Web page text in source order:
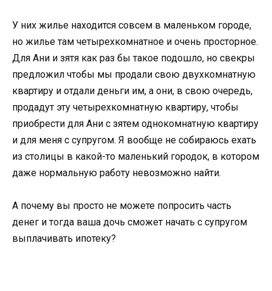
У них жилье находится совсем в маленьком городе,
но жилье там четырехкомнатное и очень просторное.
Для Ани и зятя как раз бы такое подошло, но свекры
предложил чтобы мы продали свою двухкомнатную
квартиру и отдали деньги им, а они, в свою очередь,
продадут эту четырехкомнатную квартиру, чтобы
приобрести для Ани с зятем однокомнатную квартиру
и для меня с супругом. Я вообще не собираюсь ехать
из столицы в какой-то маленький городок, в котором
даже нормальную работу невозможно найти.
А почему вы просто не можете попросить часть
денег и тогда ваша дочь сможет начать с супругом
выплачивать ипотеку?